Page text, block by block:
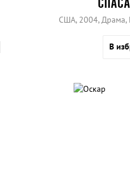
США, 2004, Драма,
В